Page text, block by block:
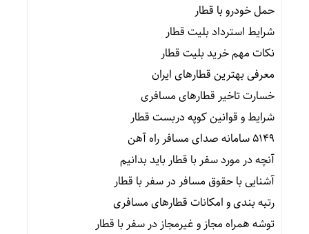
حمل خودرو با قطار
شرایط استرداد بلیت قطار
نکات مهم خرید بلیت قطار
معرفی بهترین قطارهای ایران
خسارت تاخیر قطارهای مسافری
شرایط و قوانین کوپه دربست قطار
۵۱۴۹ سامانه صدای مسافر راه آهن
آنچه در مورد سفر با قطار باید بدانیم
آشنایی با حقوق مسافر در سفر با قطار
رتبه بندی و امکانات قطارهای مسافری
توشه همراه مجاز و غیرمجاز در سفر با قطار